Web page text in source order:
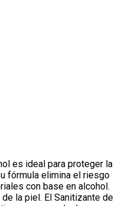
es ideal para proteger la
fórmula elimina el riesgo
con base en alcohol.
la piel. El Sanitizante de